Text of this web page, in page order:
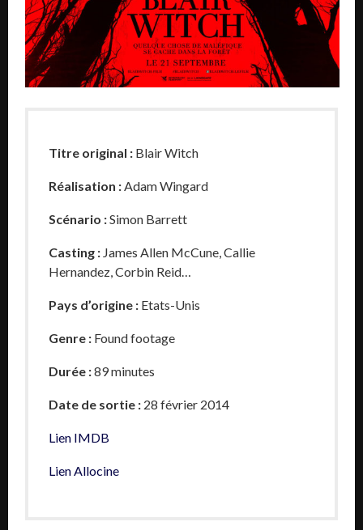
Titre original : Blair Witch
Réalisation : Adam Wingard
Scénario :Simon Barrett
Casting : James Allen McCune Callie
Hernandez Corbin Reid
Pays d’origine : Etats-Unis
Genre : Found footage
Durée :89 minutes
Date de sortie : 28 février 2014
Lien IMDB
Lien Allocine